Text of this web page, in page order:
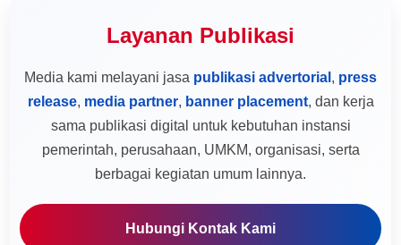
Layanan Publikasi
Media kami melayani jasa publikasi advertorial , press
release, media partner, banner placement, dan kerja
sama publikasi digital untuk kebutuhan instansi
pemerintah, perusahaan, UMKM, organisasi, serta
berbagai kegiatan umum lainnya.
Hubungi Kontak Kami